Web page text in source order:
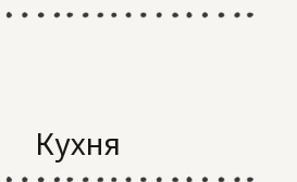
Кухня